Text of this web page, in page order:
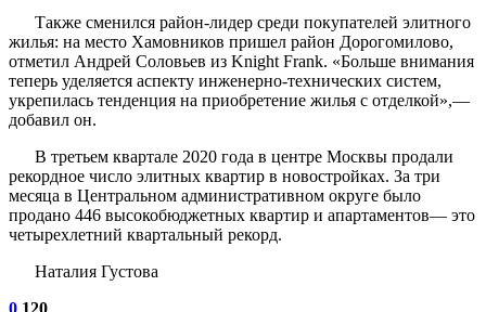
Также сменился район-лидер среди покупателей элитного
жилья: на место Хамовников пришел район Дорогомилово,
отметил Андрей Соловьев из Knight Frank. «Больше внимания
теперь уделяется аспекту инженерно-технических систем,
укрепилась тенденция на приобретение жилья с отделкой»,—
добавил он.
В третьем квартале 2020 года в центре Москвы продали
рекордное число элитных квартир в новостройках. За три
месяца в Центральном административном округе было
продано 446 высокобюджетных квартир и апартаментов— это
четырехлетний квартальный рекорд.
Наталия Густова
0 120